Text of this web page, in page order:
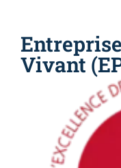
Vivant